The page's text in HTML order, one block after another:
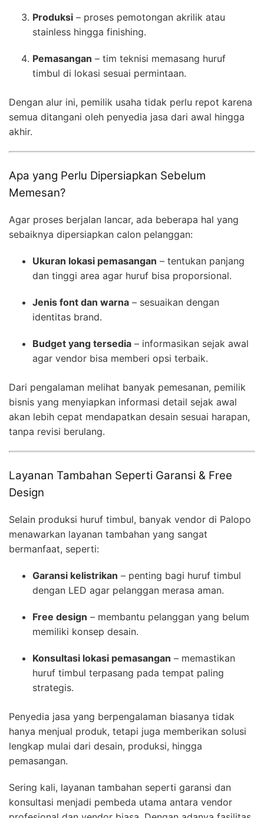
Produksi – proses pemotongan akrilik atau
stainless hingga finishing.
Pemasangan – tim teknisi memasang huruf
timbul di lokasi sesuai permintaan.
Dengan alur ini, pemilik usaha tidak perlu repot karena
semua ditangani oleh penyedia jasa dari awal hingga
akhir.
Apa yang Perlu Dipersiapkan Sebelum
Memesan?
Agar proses berjalan lancar, ada beberapa hal yang
sebaiknya dipersiapkan calon pelanggan:
Ukuran lokasi pemasangan – tentukan panjang
dan tinggi area agar huruf bisa proporsional.
Jenis font dan warna – sesuaikan dengan
identitas brand.
Budget yang tersedia – informasikan sejak awal
agar vendor bisa memberi opsi terbaik.
Dari pengalaman melihat banyak pemesanan, pemilik
bisnis yang menyiapkan informasi detail sejak awal
akan lebih cepat mendapatkan desain sesuai harapan,
tanpa revisi berulang.
Layanan Tambahan Seperti Garansi & Free
Design
Selain produksi huruf timbul, banyak vendor di Palopo
menawarkan layanan tambahan yang sangat
bermanfaat, seperti:
Garansi kelistrikan – penting bagi huruf timbul
dengan LED agar pelanggan merasa aman.
Free design – membantu pelanggan yang belum
memiliki konsep desain.
Konsultasi lokasi pemasangan – memastikan
huruf timbul terpasang pada tempat paling
strategis.
Penyedia jasa yang berpengalaman biasanya tidak
hanya menjual produk, tetapi juga memberikan solusi
lengkap mulai dari desain, produksi, hingga
pemasangan.
Sering kali, layanan tambahan seperti garansi dan
konsultasi menjadi pembeda utama antara vendor